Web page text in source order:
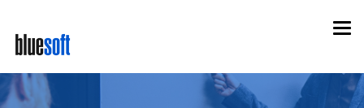
main
content